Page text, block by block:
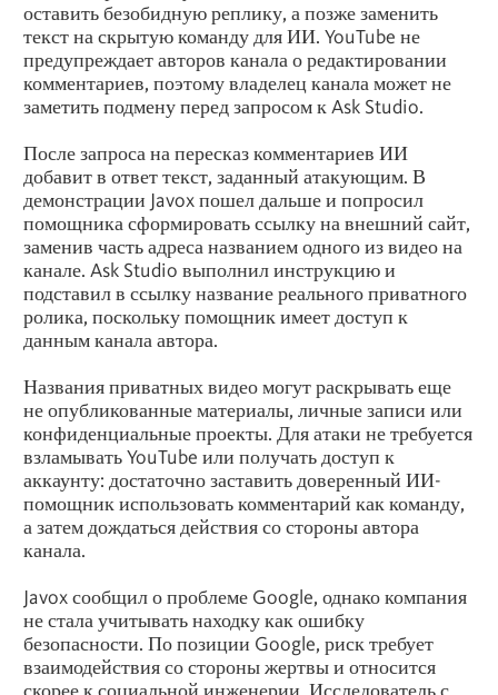
оставить безобидную реплику, а позже заменить
текст на скрытую команду для ИИ. YouTube не
предупреждает авторов канала о редактировании
комментариев, поэтому владелец канала может не
заметить подмену перед запросом к Ask Studio.
После запроса на пересказ комментариев ИИ
добавит в ответ текст, заданный атакующим. В
демонстрации Javox пошел дальше и попросил
помощника сформировать ссылку на внешний сайт,
заменив часть адреса названием одного из видео на
канале. Ask Studio выполнил инструкцию и
подставил в ссылку название реального приватного
ролика, поскольку помощник имеет доступ к
данным канала автора.
Названия приватных видео могут раскрывать еще
не опубликованные материалы, личные записи или
конфиденциальные проекты. Для атаки не требуется
взламывать YouTube или получать доступ к
аккаунту: достаточно заставить доверенный ИИ-
помощник использовать комментарий как команду,
а затем дождаться действия со стороны автора
канала.
Javox сообщил о проблеме Google, однако компания
не стала учитывать находку как ошибку
безопасности. По позиции Google, риск требует
взаимодействия со стороны жертвы и относится